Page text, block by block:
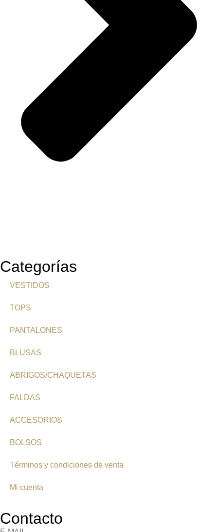
Categorías
VESTIDOS
TOPS
PANTALONES
BLUSAS
ABRIGOS/CHAQUETAS
FALDAS
ACCESORIOS
BOLSOS
Términos y condiciones de venta
Mi cuenta
Contacto